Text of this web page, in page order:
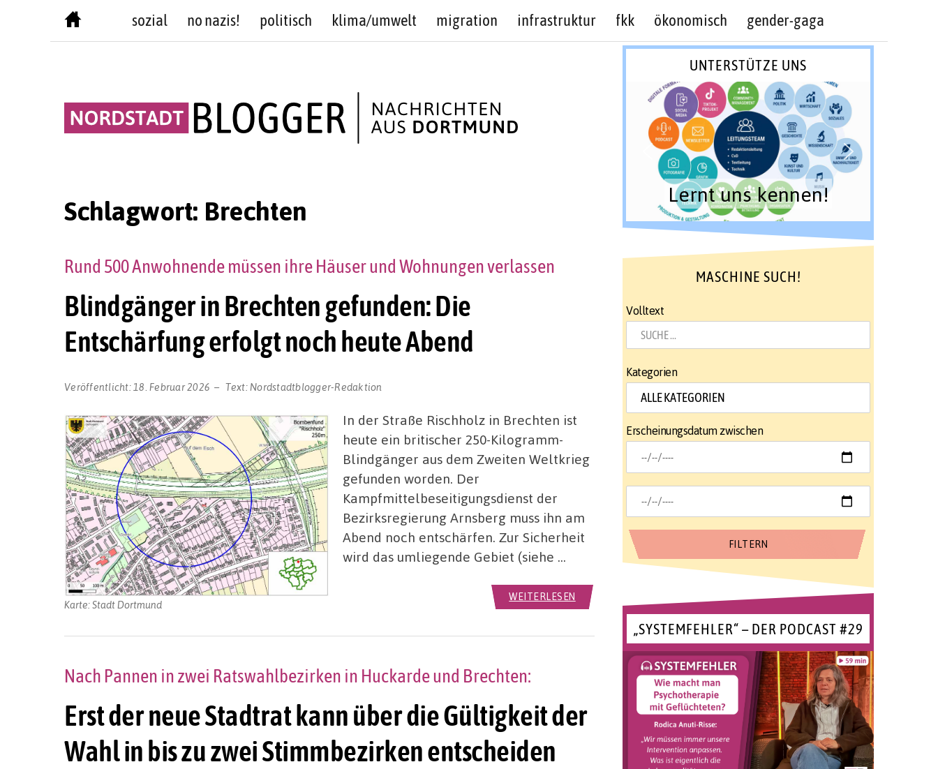
sozial no nazis! politisch klima/umwelt migration infrastruktur fkk ökonomisch gender-gaga
Schlagwort: Brechten
Blindgänger in Brechten gefunden: Die
Entschärfung erfolgt noch heute Abend
Rund 500 Anwohnende müssen ihre Häuser und Wohnungen verlassen
Veröffentlicht: 18. Februar 2026 Text: Nordstadtblogger-Redaktion
Karte: Stadt Dortmund
In der Straße Rischholz in Brechten ist
heute ein britischer 250-Kilogramm-
Blindgänger aus dem Zweiten Weltkrieg
gefunden worden. Der
Kampfmittelbeseitigungsdienst der
Bezirksregierung Arnsberg muss ihn am
Abend noch entschärfen. Zur Sicherheit
wird das umliegende Gebiet (siehe …
WEITERLESEN
Erst der neue Stadtrat kann über die Gültigkeit der
Wahl in bis zu zwei Stimmbezirken entscheiden
Nach Pannen in zwei Ratswahlbezirken in Huckarde und Brechten:
UNTERSTÜTZE UNS
Lernt uns kennen!
MASCHINE SUCH!
Volltext
Kategorien
Erscheinungsdatum zwischen
„SYSTEMFEHLER“ – DER PODCAST #29